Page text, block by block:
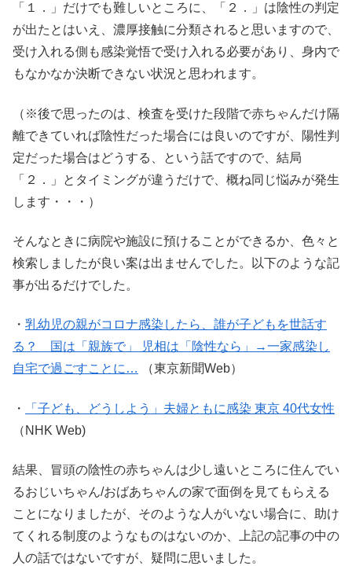
「１．」だけでも難しいところに、「２．」は陰性の判定
が出たとはいえ、濃厚接触に分類されると思いますので、
受け入れる側も感染覚悟で受け入れる必要があり、身内で
もなかなか決断できない状況と思われます。
（※後で思ったのは、検査を受けた段階で赤ちゃんだけ隔
離できていれば陰性だった場合には良いのですが、陽性判
定だった場合はどうする、という話ですので、結局
「２．」とタイミングが違うだけで、概ね同じ悩みが発生
します・・・）
そんなときに病院や施設に預けることができるか、色々と
検索しましたが良い案は出ませんでした。以下のような記
事が出るだけでした。
・ 乳幼児の親がコロナ感染したら、誰が子どもを世話す
る？ 国は「親族で」 児相は「陰性なら」→一家感染し
自宅で過ごすことに…
（東京新聞Web）
・
「子ども、どうしよう」夫婦ともに感染 東京 40代女性
（NHK Web)
結果、冒頭の陰性の赤ちゃんは少し遠いところに住んでい
るおじいちゃん/おばあちゃんの家で面倒を見てもらえる
ことになりましたが、そのような人がいない場合に、助け
てくれる制度のようなものはないのか、上記の記事の中の
人の話ではないですが、疑問に思いました。